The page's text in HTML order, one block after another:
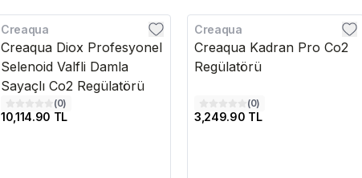
Kargo Bedava
Creaqua
Creaqua Diox Profesyonel
Selenoid Valfli Damla
Sayaçlı Co2 Regülatörü
(0)
10,114.90 TL
Creaqua
Creaqua Kadran Pro Co2
Regülatörü
(0)
3,249.90 TL